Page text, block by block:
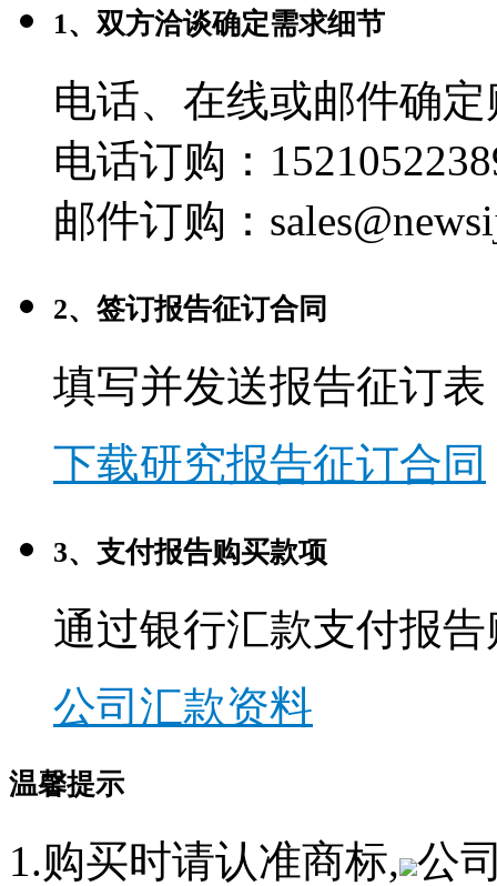
1、双方洽谈确定需求细节
电话、在线或邮件确
电话订购：
邮件订购：
2、签订报告征订合同
填写并发送报告征订表
下载研究报告征订合同
3、支付报告购买款项
通过银行汇款支付报
公司汇款资料
温馨提示
1.购买时请认准商标, 公